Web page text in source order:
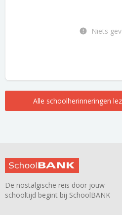
Niets
Alle schoolherinneringen
De nostalgische reis door jouw
schooltijd begint bij SchoolBANK